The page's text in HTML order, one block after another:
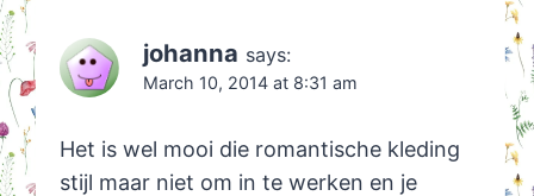
johanna says:
March 10, 2014 at 8:31 am
Het is wel mooi die romantische kleding
stijl maar niet om in te werken en je